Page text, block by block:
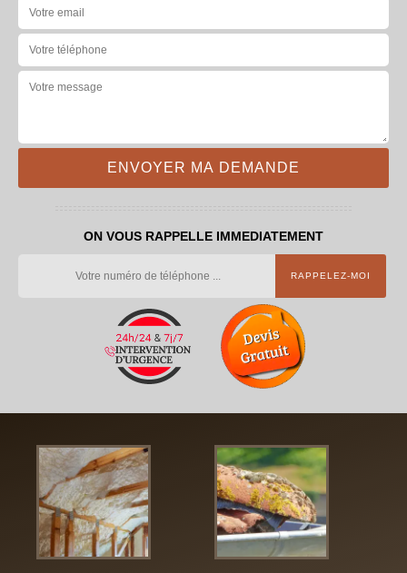
ON VOUS RAPPELLE IMMEDIATEMENT